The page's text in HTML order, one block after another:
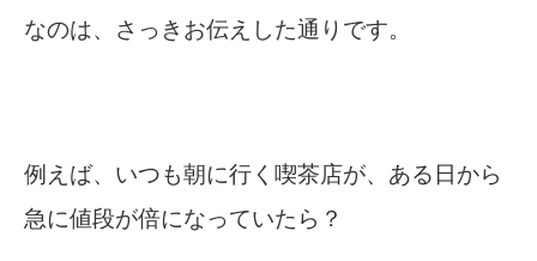
なのは、さっきお伝えした通りです。
例えば、いつも朝に行く喫茶店が、ある日から
急に値段が倍になっていたら？